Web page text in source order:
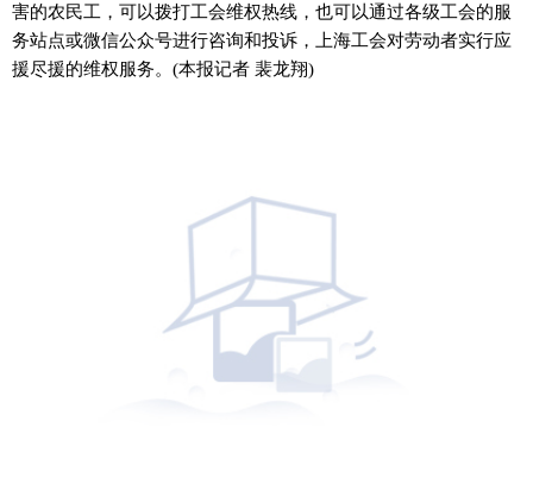
害的农民工，可以拨打工会维权热线，也可以通过各级工会的服
务站点或微信公众号进行咨询和投诉，上海工会对劳动者实行应
援尽援的维权服务。(本报记者 裴龙翔)